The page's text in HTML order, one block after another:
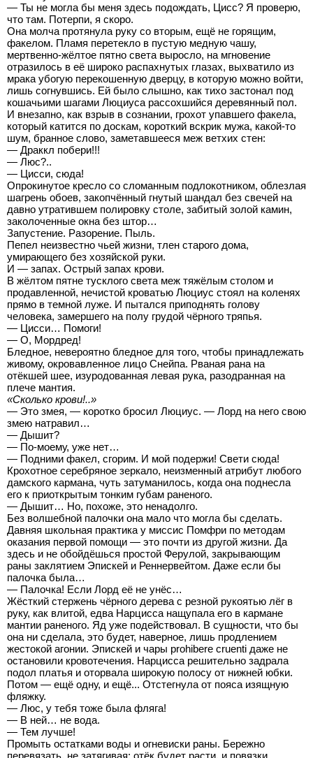
— Ты не могла бы меня здесь подождать, Цисс? Я проверю,
что там. Потерпи, я скоро.
Она молча протянула руку со вторым, ещё не горящим,
факелом. Пламя перетекло в пустую медную чашу,
мертвенно-жёлтое пятно света выросло, на мгновение
отразилось в её широко распахнутых глазах, выхватило из
мрака убогую перекошенную дверцу, в которую можно войти,
лишь согнувшись. Ей было слышно, как тихо застонал под
кошачьими шагами Люциуса рассохшийся деревянный пол.
И внезапно, как взрыв в сознании, грохот упавшего факела,
который катится по доскам, короткий вскрик мужа, какой-то
шум, бранное слово, заметавшееся меж ветхих стен:
— Драккл побери!!!
— Люс?..
— Цисси, сюда!
Опрокинутое кресло со сломанным подлокотником, облезлая
шагрень обоев, закопчённый гнутый шандал без свечей на
давно утратившем полировку столе, забитый золой камин,
заколоченные окна без штор…
Запустение. Разорение. Пыль.
Пепел неизвестно чьей жизни, тлен старого дома,
умирающего без хозяйской руки.
И — запах. Острый запах крови.
В жёлтом пятне тусклого света меж тяжёлым столом и
продавленной, нечистой кроватью Люциус стоял на коленях
прямо в темной луже. И пытался приподнять голову
человека, замершего на полу грудой чёрного тряпья.
— Цисси… Помоги!
— О, Мордред!
Бледное, невероятно бледное для того, чтобы принадлежать
живому, окровавленное лицо Снейпа. Рваная рана на
отёкшей шее, изуродованная левая рука, разодранная на
плече мантия.
«Сколько крови!..»
— Это змея, — коротко бросил Люциус. — Лорд на него свою
змею натравил…
— Дышит?
— По-моему, уже нет…
— Подними факел, сгорим. И мой подержи! Свети сюда!
Крохотное серебряное зеркало, неизменный атрибут любого
дамского кармана, чуть затуманилось, когда она поднесла
его к приоткрытым тонким губам раненого.
— Дышит… Но, похоже, это ненадолго.
Без волшебной палочки она мало что могла бы сделать.
Давняя школьная практика у миссис Помфри по методам
оказания первой помощи — это почти из другой жизни. Да
здесь и не обойдёшься простой Ферулой, закрывающим
раны заклятием Эпискей и Реннервейтом. Даже если бы
палочка была…
— Палочка! Если Лорд её не унёс…
Жёсткий стержень чёрного дерева с резной рукоятью лёг в
руку, как влитой, едва Нарцисса нащупала его в кармане
мантии раненого. Яд уже подействовал. В сущности, что бы
она ни сделала, это будет, наверное, лишь продлением
жестокой агонии. Эпискей и чары prohibere cruenti даже не
остановили кровотечения. Нарцисса решительно задрала
подол платья и оторвала широкую полосу от нижней юбки.
Потом — ещё одну, и ещё... Отстегнула от пояса изящную
фляжку.
— Люс, у тебя тоже была фляга!
— В ней… не вода.
— Тем лучше!
Промыть остатками воды и огневиски раны. Бережно
перевязать, не затягивая: отёк будет расти, и повязки